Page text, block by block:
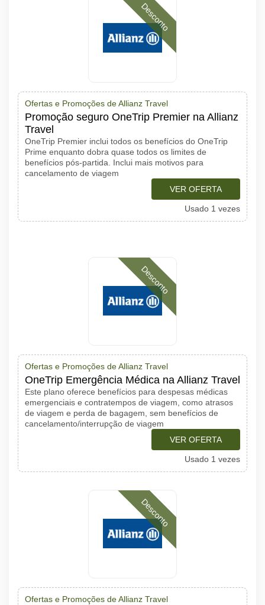
Desconto
Ofertas e Promoções de Allianz Travel
Promoção seguro OneTrip Premier na Allianz
Travel
OneTrip Premier inclui todos os benefícios do OneTrip
Prime enquanto dobra quase todos os limites de
benefícios pós-partida. Inclui mais motivos para
cancelamento de viagem
VER OFERTA
Usado 1 vezes
Desconto
Ofertas e Promoções de Allianz Travel
OneTrip Emergência Médica na Allianz Travel
Este plano oferece benefícios para despesas médicas
emergenciais e contratempos de viagem, como atrasos
de viagem e perda de bagagem, sem benefícios de
cancelamento/interrupção de viagem
VER OFERTA
Usado 1 vezes
Desconto
Ofertas e Promoções de Allianz Travel